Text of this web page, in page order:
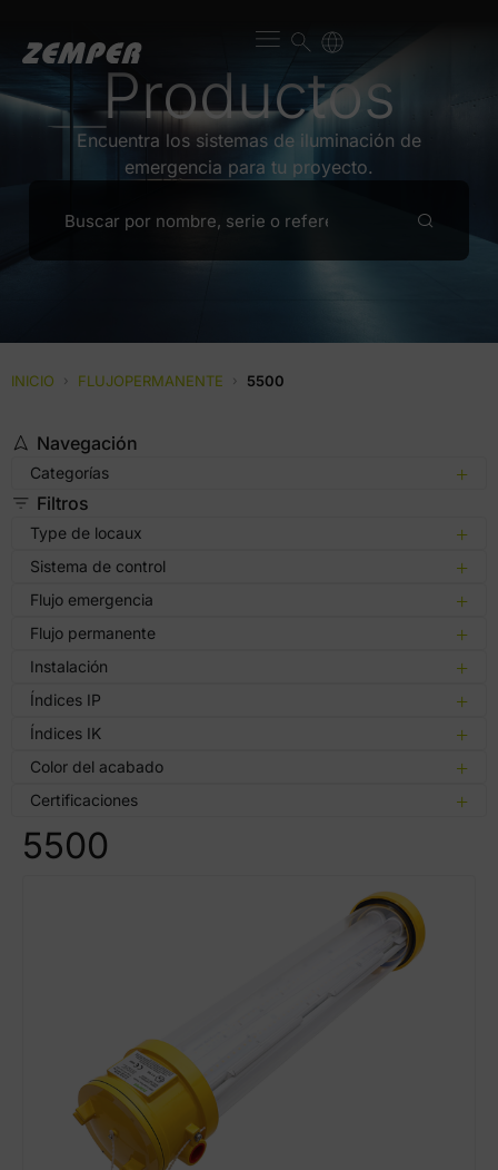
Productos
Encuentra los sistemas de iluminación de
emergencia para tu proyecto.
INICIO › FLUJOPERMANENTE › 5500
Navegación
Categorías
Filtros
Type de locaux
Sistema de control
Flujo emergencia
Flujo permanente
Instalación
Índices IP
Índices IK
Color del acabado
Certificaciones
5500